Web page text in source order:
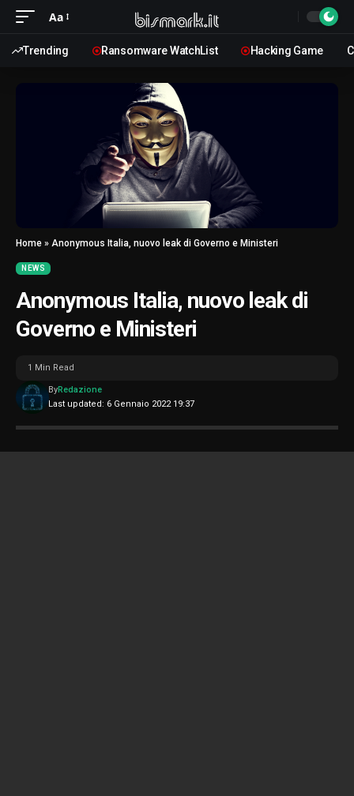
Aa
Trending Ransomware WatchList Hacking Game
Home » Anonymous Italia, nuovo leak di Governo e Ministeri
NEWS
Anonymous Italia, nuovo leak di
Governo e Ministeri
Last updated: 6 Gennaio 2022 19:37
ByRedazione
1 Min Read